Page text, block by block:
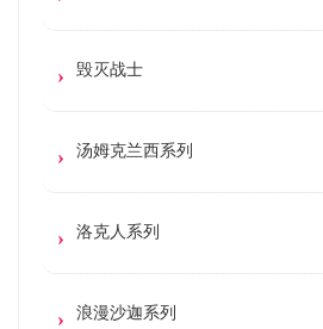
毁灭战士
汤姆克兰西系列
洛克人系列
浪漫沙迦系列